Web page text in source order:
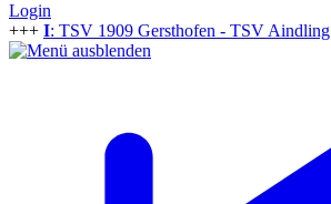
Login
+++ I: TSV 1909 Gersthofen - TSV Aindling